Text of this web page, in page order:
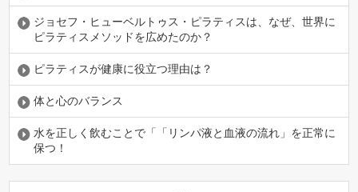
ジョセフ・ヒューベルトゥス・ピラティスは、なぜ、世界に
ピラティスメソッドを広めたのか？
ピラティスが健康に役立つ理由は？
体と心のバランス
水を正しく飲むことで「「リンパ液と血液の流れ」を正常に
保つ！